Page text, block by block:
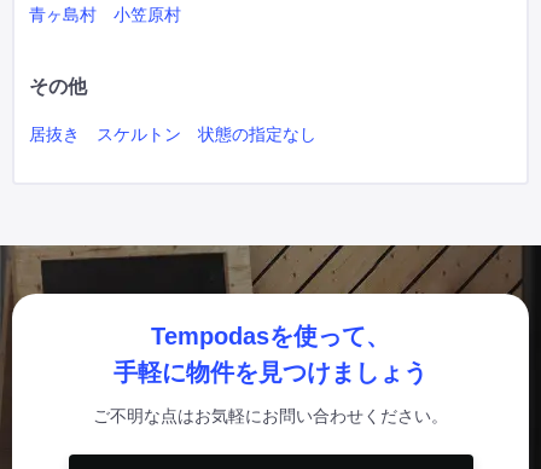
青ヶ島村 小笠原村
その他
居抜き スケルトン 状態の指定なし
Tempodasを使って、
手軽に物件を見つけましょう
ご不明な点はお気軽にお問い合わせください。